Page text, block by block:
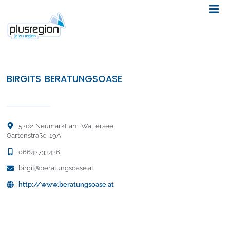
BIRGITS BERATUNGSOASE
5202 Neumarkt am Wallersee,
Gartenstraße 19A
06642733436
birgit@beratungsoase.at
http://www.beratungsoase.at